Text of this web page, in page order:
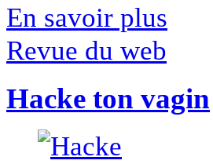
En savoir plus
Revue du web
Hacke ton vagin